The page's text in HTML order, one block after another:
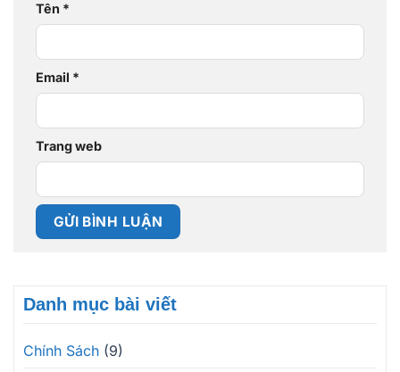
Tên *
Email *
Trang web
Danh mục bài viết
Chính Sách (9)